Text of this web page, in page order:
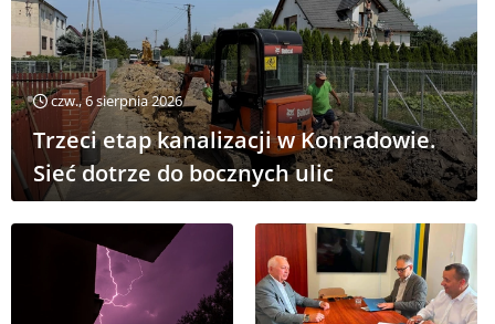
czw., 6 sierpnia 2026
Trzeci etap kanalizacji w Konradowie.
Sieć dotrze do bocznych ulic